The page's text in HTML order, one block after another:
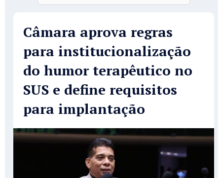
Câmara aprova regras
para institucionalização
do humor terapêutico no
SUS e define requisitos
para implantação